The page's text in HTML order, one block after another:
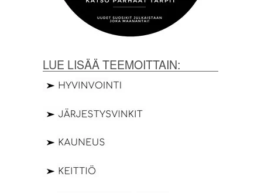
LUE LISÄÄ TEEMOITTAIN: